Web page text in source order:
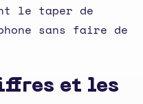
le taper de
sans faire de
et les